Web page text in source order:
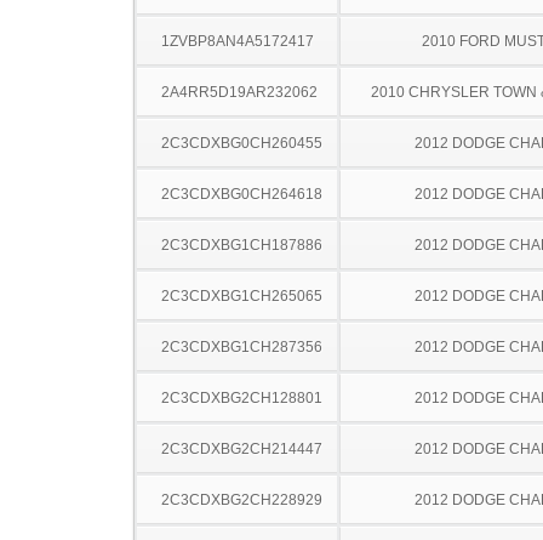
1ZVBP8AN4A5172417 2010 FORD
2A4RR5D19AR232062 2010 CHRYSLER TOWN
2C3CDXBG0CH260455 2012 DODGE
2C3CDXBG0CH264618 2012 DODGE
2C3CDXBG1CH187886 2012 DODGE
2C3CDXBG1CH265065 2012 DODGE
2C3CDXBG1CH287356 2012 DODGE
2C3CDXBG2CH128801 2012 DODGE
2C3CDXBG2CH214447 2012 DODGE
2C3CDXBG2CH228929 2012 DODGE